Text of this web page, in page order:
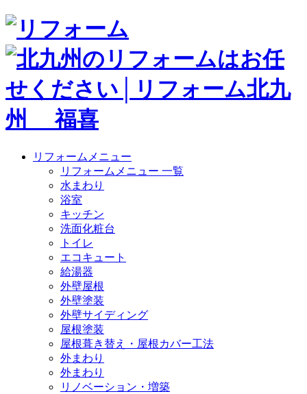
リフォームメニュー
リフォームメニュー 一覧
水まわり
浴室
キッチン
洗面化粧台
トイレ
エコキュート
給湯器
外壁屋根
外壁塗装
外壁サイディング
屋根塗装
屋根葺き替え・屋根カバー工法
外まわり
外まわり
リノベーション・増築